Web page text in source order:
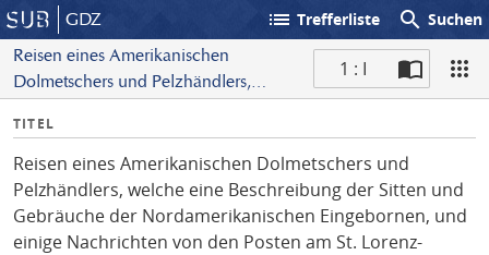
GDZ list Trefferliste search Suchen
Reisen eines Amerikanischen
Dolmetschers und Pelzhändlers,
und Gebräuche der
Nordamerikanischen Eingebornen,
und einige Nachrichten von den
Posten am St. Lorenz-Flusse, dem S
1 : I
I
f
o
TITEL
Reisen eines Amerikanischen Dolmetschers und
Pelzhändlers, welche eine Beschreibung der Sitten und
Gebräuche der Nordamerikanischen Eingebornen, und
einige Nachrichten von den Posten am St. Lorenz-